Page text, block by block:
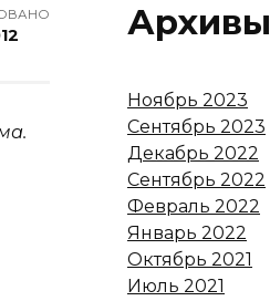
Архивы
Ноябрь 2023
Сентябрь 2023
Декабрь 2022
Сентябрь 2022
Февраль 2022
Январь 2022
Октябрь 2021
Июль 2021